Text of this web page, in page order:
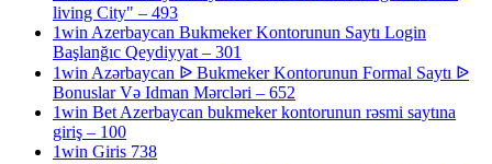
living City" – 493
1win Azerbaycan Bukmeker Kontorunun Saytı Login
Başlanğıc Qeydiyyat – 301
1win Azərbaycan ᐉ Bukmeker Kontorunun Formal Saytı ᐉ
Bonuslar Və Idman Mərcləri – 652
1win Bet Azerbaycan bukmeker kontorunun rəsmi saytına
giriş – 100
1win Giris 738